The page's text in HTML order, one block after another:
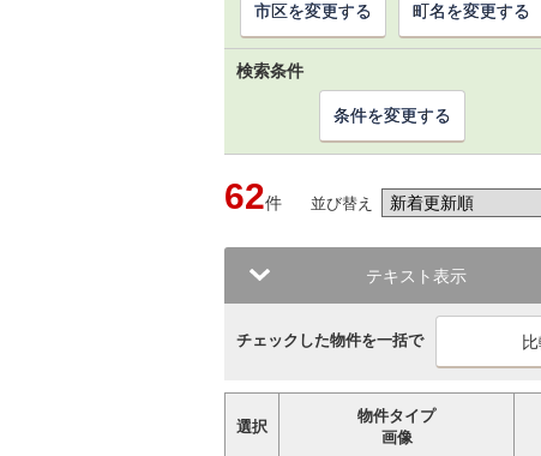
市区を変更する 町名を変更する
検索条件
条件を変更する
62件 並び替え
テキスト表示
チェックした物件を一括で
選択
物件タイプ
画像